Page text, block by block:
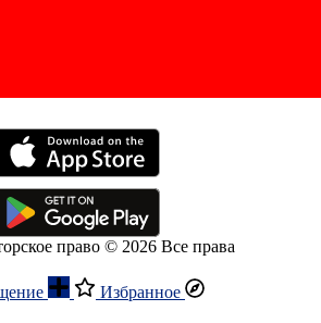
право © 2026 Все права
Избранное